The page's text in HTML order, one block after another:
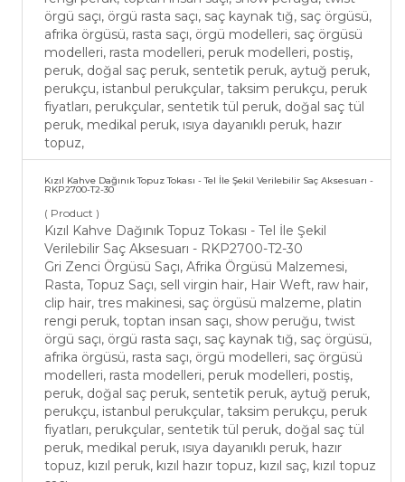
örgü saçı, örgü rasta saçı, saç kaynak tığ, saç örgüsü,
afrika örgüsü, rasta saçı, örgü modelleri, saç örgüsü
modelleri, rasta modelleri, peruk modelleri, postiş,
peruk, doğal saç peruk, sentetik peruk, aytuğ peruk,
perukçu, istanbul perukçular, taksim perukçu, peruk
fiyatları, perukçular, sentetik tül peruk, doğal saç tül
peruk, medikal peruk, ısıya dayanıklı peruk, hazır
topuz,
Kızıl Kahve Dağınık Topuz Tokası - Tel İle Şekil Verilebilir Saç Aksesuarı -
RKP2700-T2-30
( Product )
Kızıl Kahve Dağınık Topuz Tokası - Tel İle Şekil
Verilebilir Saç Aksesuarı - RKP2700-T2-30
Gri Zenci Örgüsü Saçı, Afrika Örgüsü Malzemesi,
Rasta, Topuz Saçı, sell virgin hair, Hair Weft, raw hair,
clip hair, tres makinesi, saç örgüsü malzeme, platin
rengi peruk, toptan insan saçı, show peruğu, twist
örgü saçı, örgü rasta saçı, saç kaynak tığ, saç örgüsü,
afrika örgüsü, rasta saçı, örgü modelleri, saç örgüsü
modelleri, rasta modelleri, peruk modelleri, postiş,
peruk, doğal saç peruk, sentetik peruk, aytuğ peruk,
perukçu, istanbul perukçular, taksim perukçu, peruk
fiyatları, perukçular, sentetik tül peruk, doğal saç tül
peruk, medikal peruk, ısıya dayanıklı peruk, hazır
topuz, kızıl peruk, kızıl hazır topuz, kızıl saç, kızıl topuz